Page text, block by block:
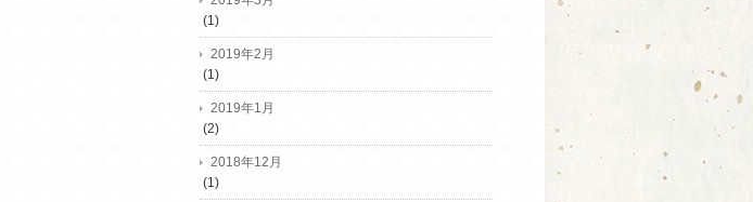
(1)
2019年2月
(1)
2019年1月
(2)
2018年12月
(1)